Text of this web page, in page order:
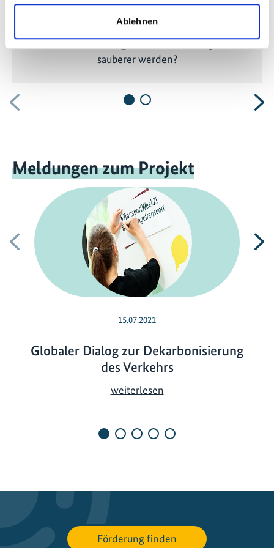
Ablehnen
Vorherige
Thailand: Kann Bangkok durch eine City-Maut
sauberer werden?
Meldungen zum Projekt
Vorherige
15.07.2021
Globaler Dialog zur Dekarbonisierung
des Verkehrs
weiterlesenG
b
i
a
Förderung finden